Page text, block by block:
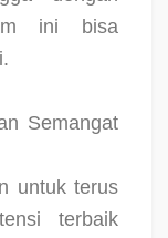
ini bisa
Semangat
untuk terus
terbaik